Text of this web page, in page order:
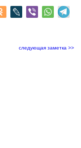
следующая заметка >>